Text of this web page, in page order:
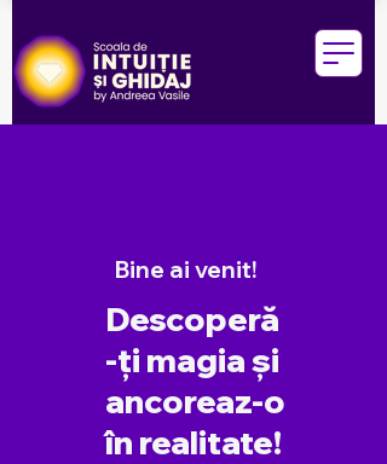
Bine ai venit!
Descoperă
-ți magia și
ancoreaz-o
în realitate!